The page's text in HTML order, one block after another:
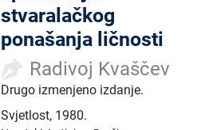
stvaralačkog
ponašanja ličnosti
Radivoj Kvaščev
Drugo izmenjeno izdanje.
Svjetlost, 1980.